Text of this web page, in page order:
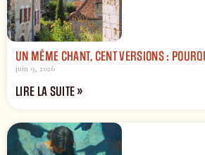
UN MÊME CHANT, CENT VERSIONS :
juin 9, 2026
LIRE LA SUITE »